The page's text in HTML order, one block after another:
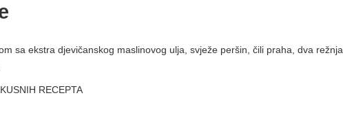
sa ekstra djevičanskog maslinovog ulja, svježe peršin, čili praha, dva režnja
RECEPTA